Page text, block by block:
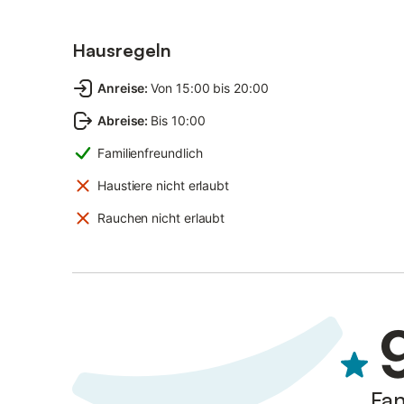
Hausregeln
Anreise: Von 15:00 bis 20:00
Abreise: Bis 10:00
Familienfreundlich
Haustiere nicht erlaubt
Rauchen nicht erlaubt